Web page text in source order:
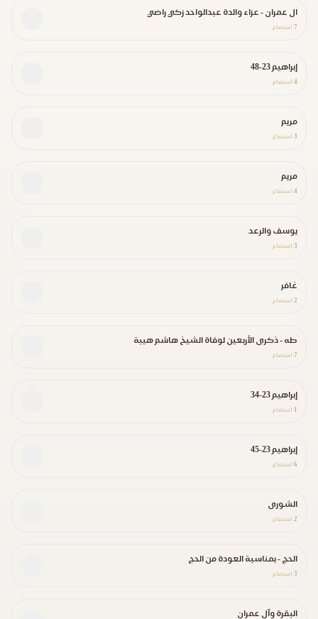
ال عمران - عزاء والدة عبدالواحد زكي راضي
7 استماع
إبراهيم 23-48
4 استماع
مريم
3 استماع
مريم
4 استماع
يوسف والرعد
3 استماع
غافر
2 استماع
طه - ذكرى الأربعين لوفاة الشيخ هاشم هيبة
7 استماع
إبراهيم 23-34
1 استماع
إبراهيم 23-45
6 استماع
الشورى
2 استماع
الحج - بمناسبة العودة من الحج
3 استماع
البقرة وآل عمران